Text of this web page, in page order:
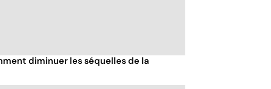
diminuer les séquelles de la